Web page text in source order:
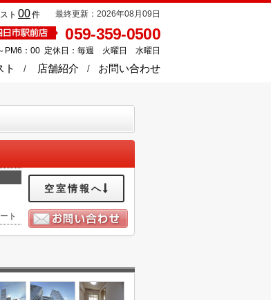
最終更新：2026年08月09日
ト 00件
059-359-0500
PM6：00 定休日：毎週 火曜日 水曜日
お問い合わせ
店舗紹介
ト
ト
空室情報へ